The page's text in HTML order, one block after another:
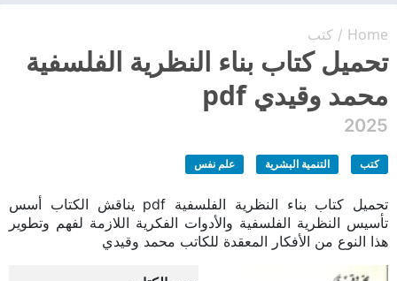
Home
/ كتب
تحميل كتاب بناء النظرية الفلسفية
محمد وقيدي pdf
2025
كتب التنمية البشرية علم نفس
تحميل كتاب بناء النظرية الفلسفية pdf يناقش الكتاب أسس
تأسيس النظرية الفلسفية والأدوات الفكرية اللازمة لفهم وتطوير
هذا النوع من الأفكار المعقدة للكاتب محمد وقيدي